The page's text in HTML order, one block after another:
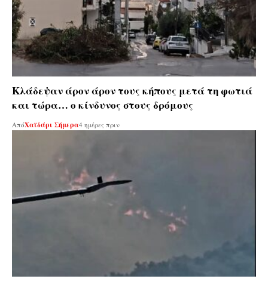
Κλάδεψαν άρον άρον τους κήπους μετά τη φωτιά
και τώρα… ο κίνδυνος στους δρόμους
ΑπόΧαϊδάρι Σήμερα4 ημέρες πριν